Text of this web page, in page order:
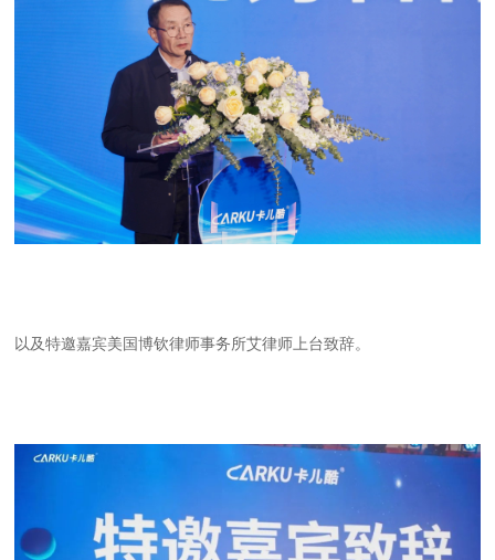
以及特邀嘉宾美国博钦律师事务所艾律师上台致辞。